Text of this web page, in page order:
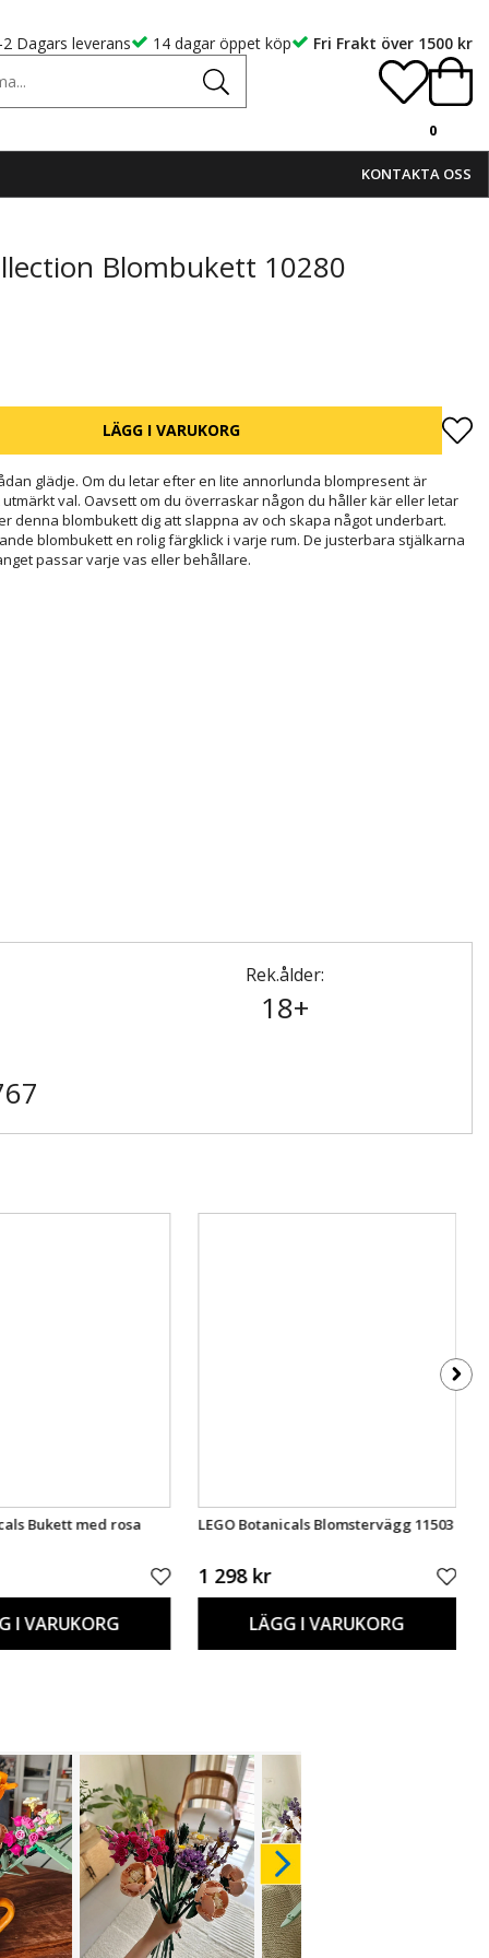
Dagars leverans 14 dagar öppet köp Fri Frakt över 1500 kr
0
KONTAKTA OSS
Blombukett 10280
LÄGG I VARUKORG
glädje. Om du letar efter en lite annorlunda blompresent är
utmärkt val. Oavsett om du överraskar någon du håller kär eller letar
denna blombukett dig att slappna av och skapa något underbart.
blombukett en rolig färgklick i varje rum. De justerbara stjälkarna
passar varje vas eller behållare.
Rek.ålder:
18+
Bukett med rosa
I VARUKORG
LEGO Botanicals Blomstervägg 11503
1 298 kr
LÄGG I VARUKORG